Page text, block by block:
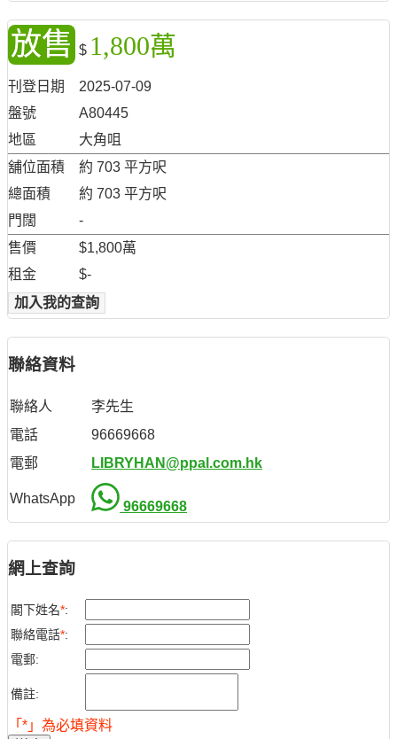
放售 $ 1,800萬
刊登日期
2025-07-09
盤號
A80445
地區
大角咀
舖位面積
約 703 平方呎
總面積
約 703 平方呎
門闊
-
售價
$1,800萬
租金
$-
加入我的查詢
聯絡資料
聯絡人
李先生
電話
96669668
電郵
LIBRYHAN@ppal.com.hk
WhatsApp
96669668
網上查詢
閣下姓名*:
聯絡電話*:
電郵:
備註:
「*」為必填資料